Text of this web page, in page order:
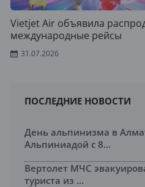
Vietjet Air объявила
международные рейсы
31.07.2026
ПОСЛЕДНИЕ НОВОСТИ
День альпинизма в
Альпиниадой с 8...
Вертолет МЧС
туриста из ...